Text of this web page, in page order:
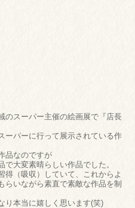
のスーパー主催の絵画展で『店長
ーパーに行って展示されている作
品なのですが
大変素晴らしい作品でした。
得（吸収）していて、これからよ
らいながら素直で素敵な作品を制
り本当に嬉しく思います(笑)